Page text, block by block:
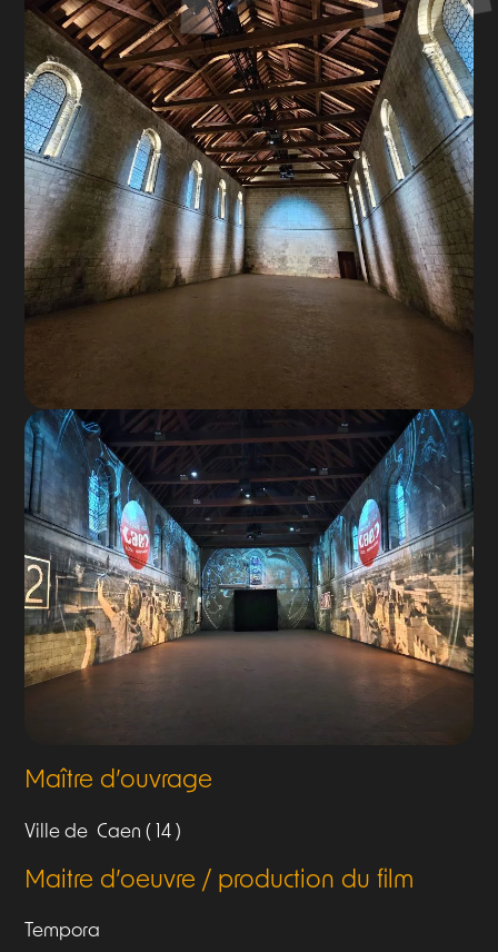
Maître d’ouvrage
Ville de Caen ( 14 )
Maitre d’oeuvre / production du film
Tempora